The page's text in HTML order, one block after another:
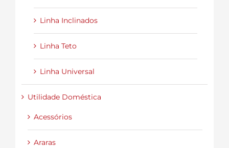
Linha Inclinados
Linha Teto
Linha Universal
Utilidade Doméstica
Acessórios
Araras